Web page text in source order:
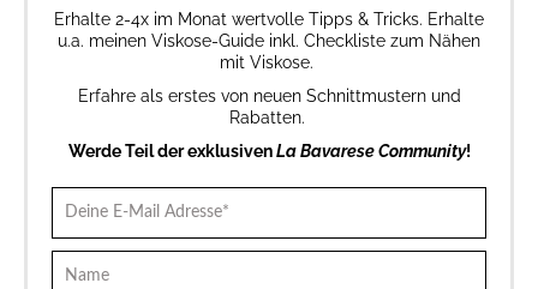
Erhalte 2-4x im Monat wertvolle Tipps & Tricks. Erhalte
u.a. meinen Viskose-Guide inkl. Checkliste zum Nähen
mit Viskose.
Erfahre als erstes von neuen Schnittmustern und
Rabatten.
Werde Teil der exklusivenLa Bavarese Community!